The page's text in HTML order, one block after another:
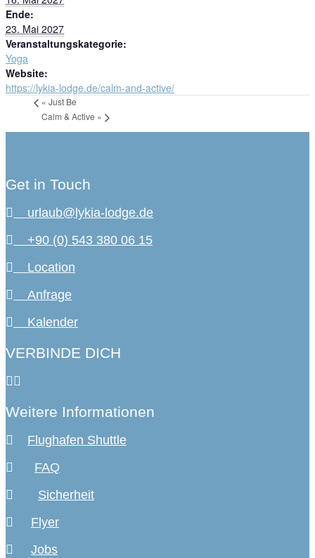
Ende:
23. Mai 2027
Veranstaltungskategorie:
Yoga
Website:
https://lykia-lodge.de/calm-and-active/
« Just Be
Calm & Active »
Get in Touch
urlaub@lykia-lodge.de
+90 (0) 543 380 06 15
Location
Anfrage
Kalender
VERBINDE DICH
Weitere Informationen
Flughafen Shuttle
FAQ
Sicherheit
Flyer
Jobs